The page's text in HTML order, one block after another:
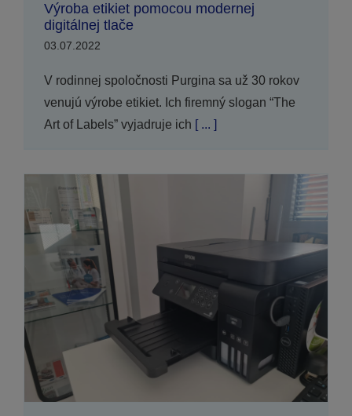
Výroba etikiet pomocou modernej
digitálnej tlače
03.07.2022
V rodinnej spoločnosti Purgina sa už 30 rokov
venujú výrobe etikiet. Ich firemný slogan “The
Art of Labels” vyjadruje ich [ ... ]